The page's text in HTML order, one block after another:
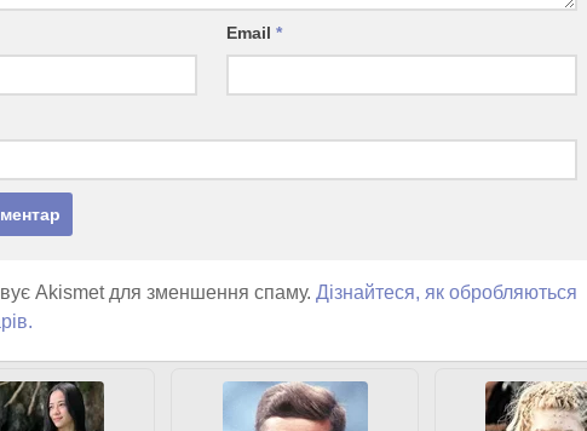
Email*
Akismet для зменшення спаму. Дізнайтеся, як обробляються